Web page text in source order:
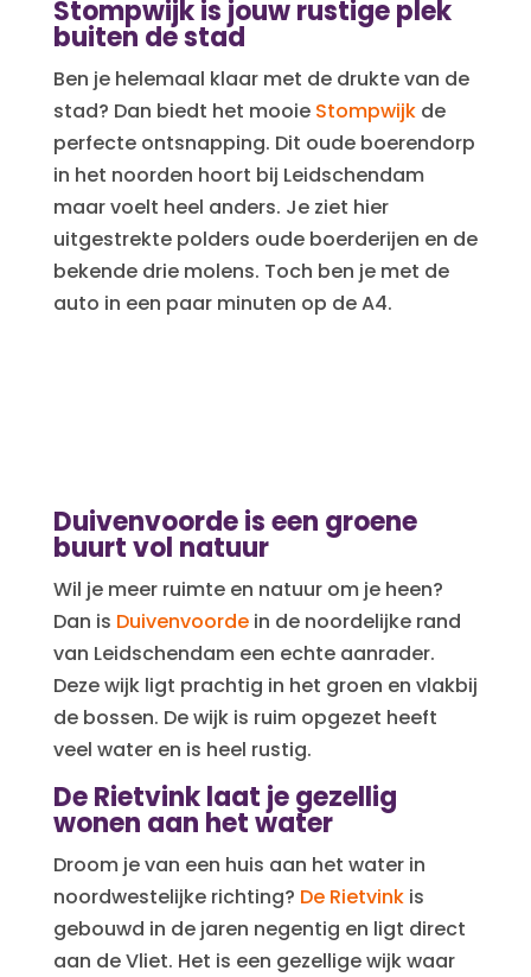
Stompwijk is jouw rustige plek
buiten de stad
Ben je helemaal klaar met de drukte van de
stad? Dan biedt het mooie Stompwijkde
perfecte ontsnapping. Dit oude boerendorp
in het noorden hoort bij Leidschendam
maar voelt heel anders. Je ziet hier
uitgestrekte polders oude boerderijen en de
bekende drie molens. Toch ben je met de
auto in een paar minuten op de A4.
​Duivenvoorde is een groene
buurt vol natuur
Wil je meer ruimte en natuur om je heen?
Dan is Duivenvoordein de noordelijke rand
van Leidschendam een echte aanrader.
Deze wijk ligt prachtig in het groen en vlakbij
de bossen. De wijk is ruim opgezet heeft
veel water en is heel rustig.
De Rietvink laat je gezellig
wonen aan het water
Droom je van een huis aan het water in
noordwestelijke richting? De Rietvinkis
gebouwd in de jaren negentig en ligt direct
aan de Vliet. Het is een gezellige wijk waar